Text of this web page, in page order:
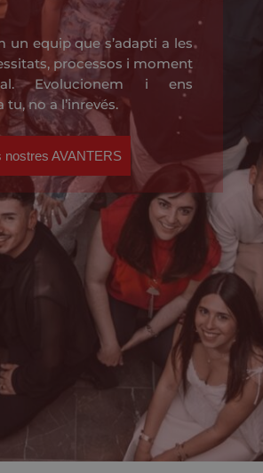
un equip que s’adapti a les
processos i moment
Evolucionem i ens
no a l’inrevés.
nostres AVANTERS